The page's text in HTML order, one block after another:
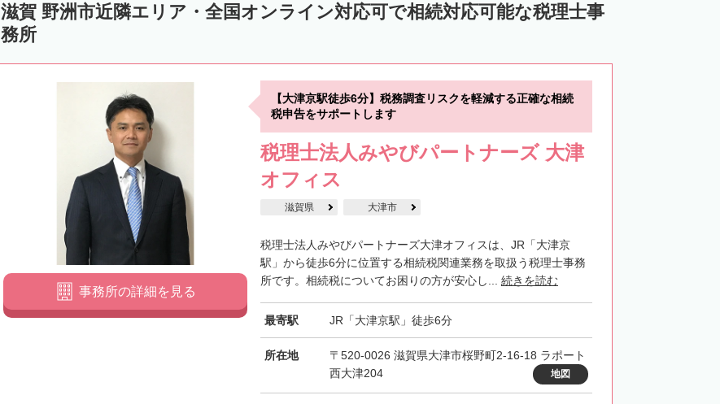
滋賀 野洲市近隣エリア・全国オンライン対応可で相続対応可能な税理士事
務所
【大津京駅徒歩6分】税務調査リスクを軽減する正確な相続
税申告をサポートします
税理士法人みやびパートナーズ 大津
オフィス
滋賀県 大津市
税理士法人みやびパートナーズ大津オフィスは、JR「大津京
駅」から徒歩6分に位置する相続税関連業務を取扱う税理士事務
所です。相続税についてお困りの方が安心し... 続きを読む
最寄駅 JR「大津京駅」徒歩6分
所在地
〒520-0026 滋賀県大津市桜野町2-16-18 ラポート
西大津204
地図
事務所の詳細を見る